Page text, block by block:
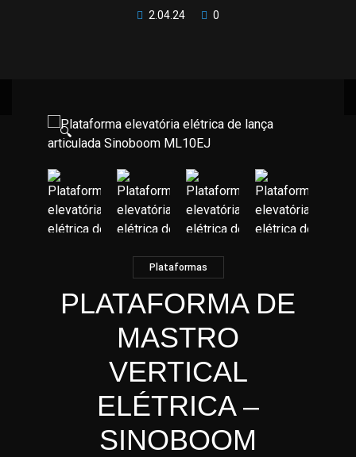
2.04.24 0
🔍
Plataformas
PLATAFORMA DE
MASTRO
VERTICAL
ELÉTRICA –
SINOBOOM